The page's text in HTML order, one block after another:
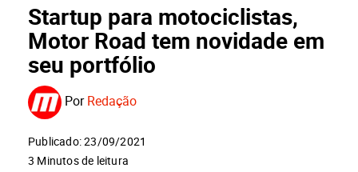
Startup para motociclistas,
Motor Road tem novidade em
seu portfólio
PorRedação
Publicado: 23/09/2021
3 Minutos de leitura